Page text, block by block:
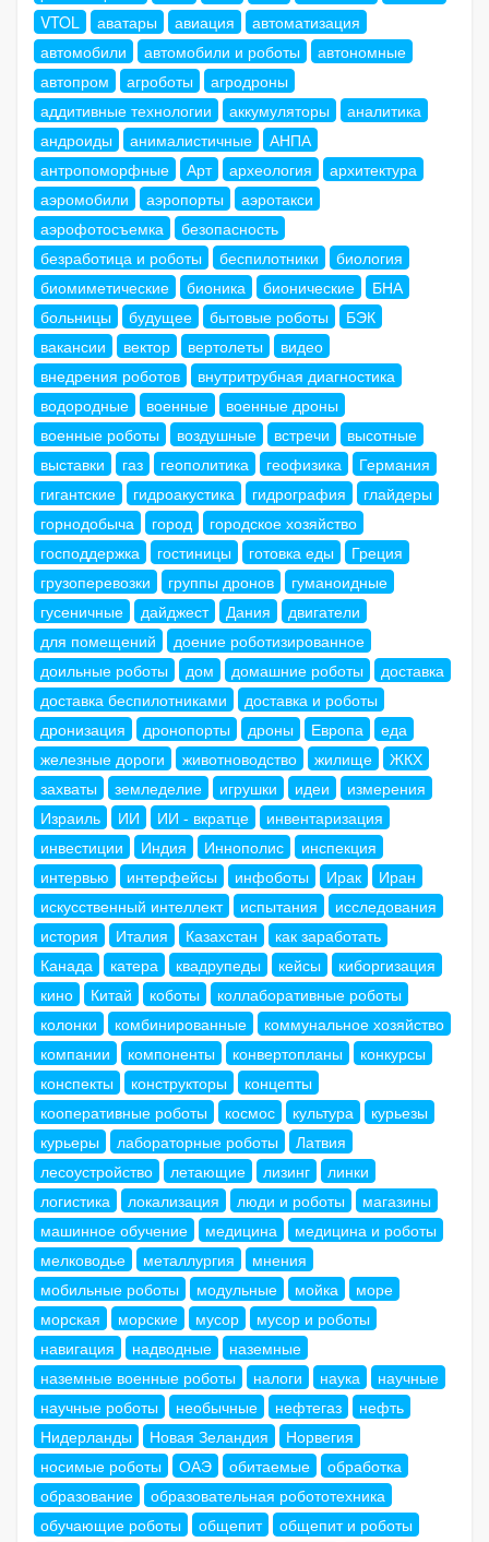
VTOL
аватары авиация
автоматизация
автомобили
автомобили и роботы
автономные
автопром
агроботы
агродроны
аддитивные технологии
аккумуляторы
аналитика
андроиды
анималистичные
АНПА
антропоморфные
Арт археология
архитектура
аэромобили
аэропорты
аэротакси
аэрофотосъемка
безопасность
безработица и роботы
беспилотники
биология
биомиметические
бионика бионические
БНА
больницы
будущее бытовые роботы
БЭК
вакансии
вектор вертолеты
видео
внедрения роботов
внутритрубная диагностика
водородные
военные
военные дроны
военные роботы
воздушные встречи
высотные
выставки
газ геополитика геофизика
Германия
гигантские
гидроакустика гидрография
глайдеры
горнодобыча
город
городское хозяйство
господдержка
гостиницы готовка еды
Греция
грузоперевозки
группы дронов
гуманоидные
гусеничные
дайджест Дания
двигатели
для помещений
доение роботизированное
доильные роботы
дом домашние роботы
доставка
доставка беспилотниками
доставка и роботы
дронизация
дронопорты дроны Европа
еда
железные дороги
животноводство жилище
ЖКХ
захваты
земледелие игрушки идеи
измерения
Израиль
ИИ ИИ - вкратце
инвентаризация
инвестиции
Индия Иннополис
инспекция
интервью
интерфейсы инфоботы Ирак
Иран
искусственный интеллект
испытания
исследования
история
Италия Казахстан
как заработать
Канада
катера квадрупеды кейсы
киборгизация
кино
Китай коботы
коллаборативные роботы
колонки
комбинированные
коммунальное хозяйство
компании
компоненты конвертопланы
конкурсы
конспекты
конструкторы
концепты
кооперативные роботы
космос культура
курьезы
курьеры
лабораторные роботы
Латвия
лесоустройство
летающие лизинг
линки
логистика
локализация люди и роботы
магазины
машинное обучение
медицина
медицина и роботы
мелководье
металлургия
мнения
мобильные роботы
модульные мойка
море
морская
морские мусор
мусор и роботы
навигация
надводные
наземные
наземные военные роботы
налоги наука
научные
научные роботы
необычные нефтегаз
нефть
Нидерланды
Новая Зеландия
Норвегия
носимые роботы
ОАЭ обитаемые
обработка
образование
образовательная робототехника
обучающие роботы
общепит
общепит и роботы